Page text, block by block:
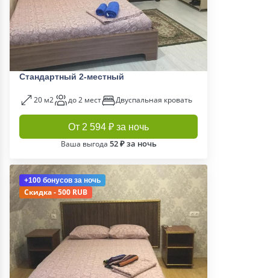
Стандартный 2-местный
20 м2 до 2 мест Двуспальная кровать
От 2 594 ₽ за ночь
Ваша выгода 52 ₽ за ночь
+100 бонусов за ночь
Скидка - 500 RUB